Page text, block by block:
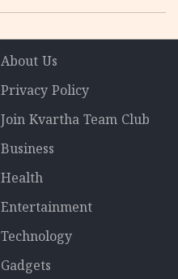
About Us
Privacy Policy
Join Kvartha Team Club
Business
Health
Entertainment
Technology
Gadgets